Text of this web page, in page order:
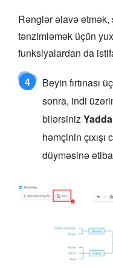
Rənglər əlavə etmək,
tənzimləmək üçün
funksiyalardan da
4
Beyin fırtınası
sonra, indi
bilərsiniz
həmçinin
düyməsinə